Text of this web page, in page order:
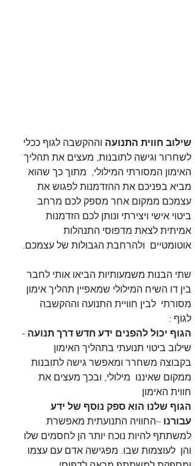
שילוב חווית התנועה וההקשבה לגוף ככלי
לשחרור וגישה לתובנות, מעצים את תהליך
האימון המסורתי המילולי,  מתוך כך שהוא
מביא בפניכם את ההזדמנות לפגוש את
עצמכם ממקום אחר מספק לכם מרחב
ביטוי אישי ויצירתי ונותן לכם הזדמנות
אמיתית לצאת מדפוסי התנהלות
אוטומטיים  ולהרחבת הגבולות של עצמכם.
שתי הבנות משמעותיות הביאו אותי לחבר
בין דו השיח המילולי שמאפיין תהליך אימון
מסורתי  לבין חוויית התנועה וההקשבה
לגוף :
הגוף יכול להפנים ידע חדש דרך תנועה -
שילוב ביטוי תנועתי בתהליך האימון
בקבוצה משחרר ומאפשר גישה לתובנות
ממקום שאיננו  מילולי, ובכך מעצים את
חווית האימון
הגוף שלנו הוא ספק נוסף של ידע
עבורנו –החוויה התנועתית מאפשרת
למשתתף להיות נוכח יותר הן לחסמים שלו
והן  לעוצמות שבו. מפגישה אדם עם עצמו